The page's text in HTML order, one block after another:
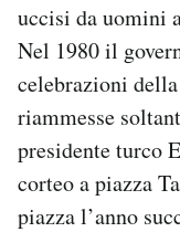
uccisi da uomini
Nel 1980 il
celebrazioni
riammesse
presidente turco
corteo a piazza
piazza l’anno